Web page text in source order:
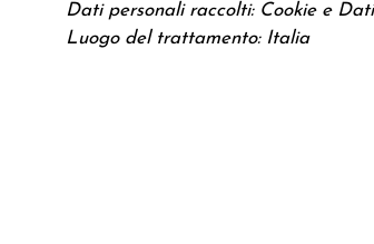
Dati personali raccolti: Cookie e
Luogo del trattamento: Italia